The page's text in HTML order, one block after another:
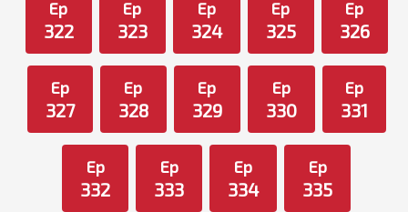
Ep
322
Ep
323
Ep
324
Ep
325
Ep
326
Ep
327
Ep
328
Ep
329
Ep
330
Ep
331
Ep
332
Ep
333
Ep
334
Ep
335